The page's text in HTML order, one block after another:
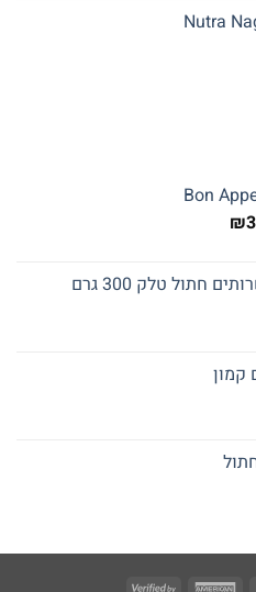
עד
₪
עד
דאורדורנט קמון לשרותים חתול טלק 300 גרם